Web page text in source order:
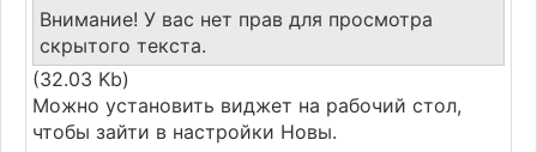
Внимание! У вас нет прав для просмотра
скрытого текста.
(32.03 Kb)
Можно установить виджет на рабочий стол,
чтобы зайти в настройки Новы.